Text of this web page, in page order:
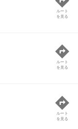
ルート
を見る
ルート
を見る
ルート
を見る